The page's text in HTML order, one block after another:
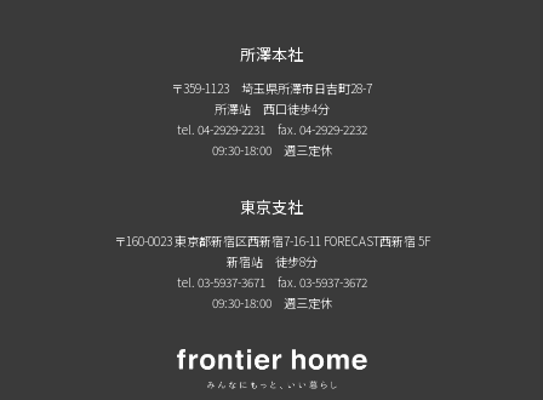
所澤本社
〒359-1123 埼玉県所澤市日吉町28-7
所澤站 西口徒歩4分
tel. 04-2929-2231fax. 04-2929-2232
09:30-18:00 週三定休
東京支社
〒160-0023 東京都新宿区西新宿7-16-11 FORECAST西新宿 5F
新宿站 徒步8分
tel. 03-5937-3671fax. 03-5937-3672
09:30-18:00 週三定休